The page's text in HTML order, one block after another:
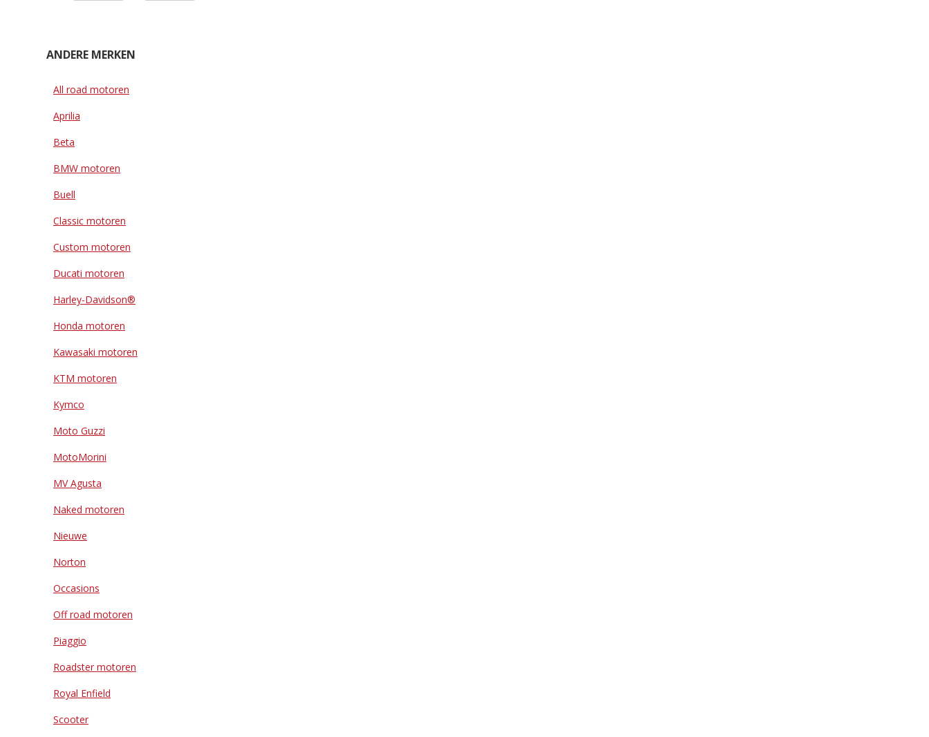
ANDERE MERKEN
All road motoren
Aprilia
Beta
BMW motoren
Buell
Classic motoren
Custom motoren
Ducati motoren
Harley-Davidson®
Honda motoren
Kawasaki motoren
KTM motoren
Kymco
Moto Guzzi
MotoMorini
MV Agusta
Naked motoren
Nieuwe
Norton
Occasions
Off road motoren
Piaggio
Roadster motoren
Royal Enfield
Scooter